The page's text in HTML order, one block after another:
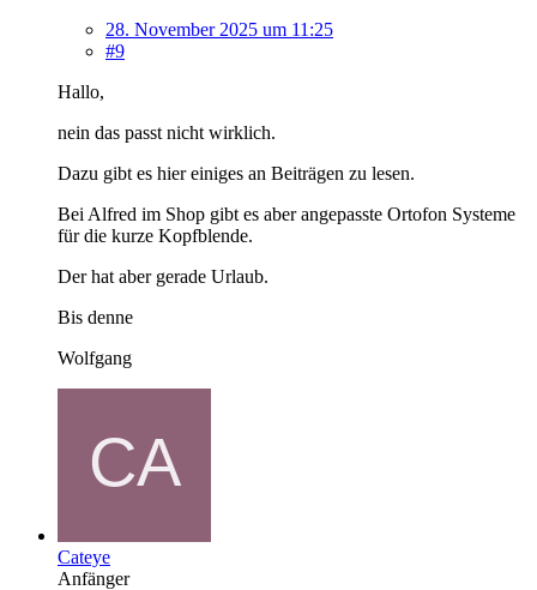
28. November 2025 um 11:25
#9
Hallo,
nein das passt nicht wirklich.
Dazu gibt es hier einiges an Beiträgen zu lesen.
Bei Alfred im Shop gibt es aber angepasste Ortofon Systeme
für die kurze Kopfblende.
Der hat aber gerade Urlaub.
Bis denne
Wolfgang
Cateye
Anfänger